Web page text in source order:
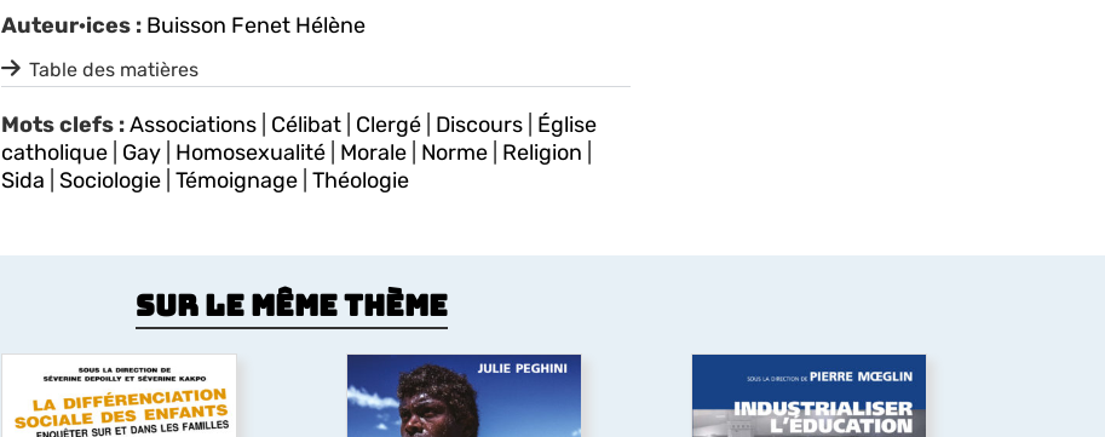
Auteur·ices : Buisson Fenet Hélène
Table des matières
Mots clefs :Associations| Célibat| Clergé| Discours| Église
catholique| Gay| Homosexualité| Morale| Norme| Religion
Sida Sociologie| Témoignage| Théologie
Sur le même thème
La différenciation